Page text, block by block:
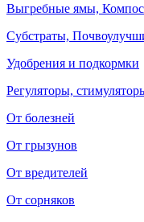
Выгребные ямы,
Субстраты,
Удобрения и подкормки
Регуляторы,
От болезней
От грызунов
От вредителей
От сорняков